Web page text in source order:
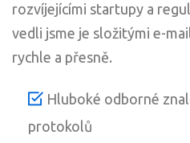
rozvíjejícími startupy a
vedli jsme je složitými e-
rychle a přesně.
Hluboké odborné
protokolů